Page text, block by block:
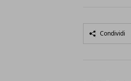
Condividi